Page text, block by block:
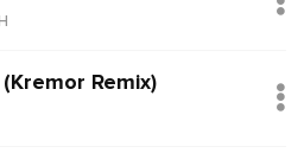
Remix)